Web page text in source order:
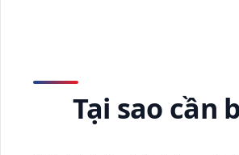
Tại sao cần